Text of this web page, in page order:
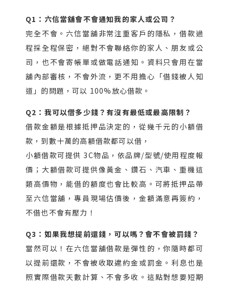
Q1：六信當舖會不會通知我的家人或公司？
完全不會。六信當舖非常注重客戶的隱私，借款過
程採全程保密，絕對不會聯絡你的家人、朋友或公
司，也不會寄帳單或做電話通知。資料只會用在當
舖內部審核，不會外流，更不用擔心「借錢被人知
道」的問題，可以 100%放心借款。
Q2：我可以借多少錢？有沒有最低或最高限制？
借款金額是根據抵押品決定的，從幾千元的小額借
款，到數十萬的高額借款都可以借，
小額借款可提供 3C物品，依品牌/型號/使用程度報
價；大額借款可提供像黃金、鑽石、汽車、重機這
類高價物，能借的額度也會比較高。可將抵押品帶
至六信當舖，專員現場估價後，金額滿意再簽約，
不借也不會有壓力！
Q3：如果我想提前還錢，可以嗎？會不會被罰錢？
當然可以！在六信當舖借款是彈性的，你隨時都可
以提前還款，不會被收取違約金或罰金。利息也是
照實際借款天數計算、不會多收。這點對想要短期